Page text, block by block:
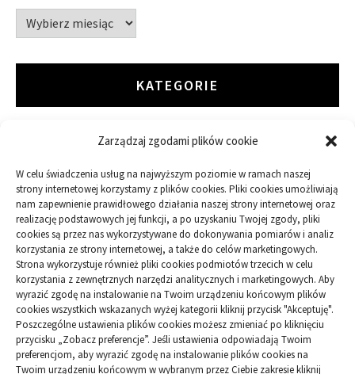
Zarządzaj zgodami plików cookie
W celu świadczenia usług na najwyższym poziomie w ramach naszej
strony internetowej korzystamy z plików cookies. Pliki cookies umożliwiają
nam zapewnienie prawidłowego działania naszej strony internetowej oraz
realizację podstawowych jej funkcji, a po uzyskaniu Twojej zgody, pliki
cookies są przez nas wykorzystywane do dokonywania pomiarów i analiz
korzystania ze strony internetowej, a także do celów marketingowych.
Strona wykorzystuje również pliki cookies podmiotów trzecich w celu
korzystania z zewnętrznych narzędzi analitycznych i marketingowych. Aby
wyrazić zgodę na instalowanie na Twoim urządzeniu końcowym plików
cookies wszystkich wskazanych wyżej kategorii kliknij przycisk "Akceptuję".
Poszczególne ustawienia plików cookies możesz zmieniać po kliknięciu
przycisku „Zobacz preferencje”. Jeśli ustawienia odpowiadają Twoim
preferencjom, aby wyrazić zgodę na instalowanie plików cookies na
Twoim urządzeniu końcowym w wybranym przez Ciebie zakresie kliknij
Archiwa
KATEGORIE
ARTYKUŁ SPONSOROWANY
Budowa
Dom
Ogród
Przemysł